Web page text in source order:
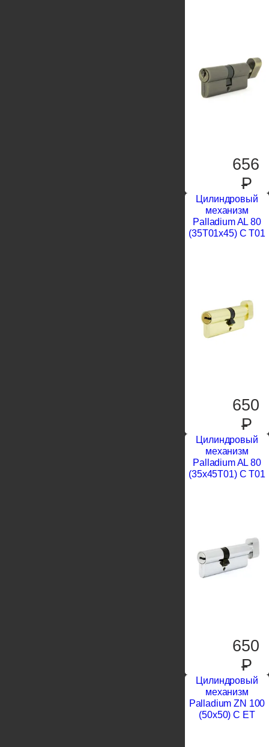
656
P
Цилиндровый
механизм
Palladium AL 80
(35T01x45) C T01
650
P
Цилиндровый
механизм
Palladium AL 80
(35x45T01) C T01
650
P
Цилиндровый
механизм
Palladium ZN 100
(50х50) C ET